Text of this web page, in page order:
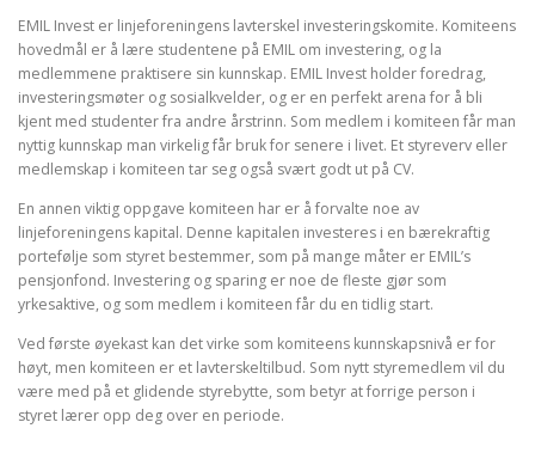
EMIL Invest er linjeforeningens lavterskel investeringskomite. Komiteens
hovedmål er å lære studentene på EMIL om investering, og la
medlemmene praktisere sin kunnskap. EMIL Invest holder foredrag,
investeringsmøter og sosialkvelder, og er en perfekt arena for å bli
kjent med studenter fra andre årstrinn. Som medlem i komiteen får man
nyttig kunnskap man virkelig får bruk for senere i livet. Et styreverv eller
medlemskap i komiteen tar seg også svært godt ut på CV.
En annen viktig oppgave komiteen har er å forvalte noe av
linjeforeningens kapital. Denne kapitalen investeres i en bærekraftig
portefølje som styret bestemmer, som på mange måter er EMIL’s
pensjonfond. Investering og sparing er noe de fleste gjør som
yrkesaktive, og som medlem i komiteen får du en tidlig start.
Ved første øyekast kan det virke som komiteens kunnskapsnivå er for
høyt, men komiteen er et lavterskeltilbud. Som nytt styremedlem vil du
være med på et glidende styrebytte, som betyr at forrige person i
styret lærer opp deg over en periode.